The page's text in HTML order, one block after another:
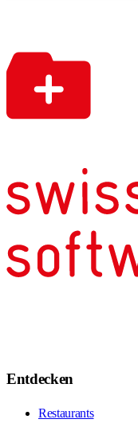
Entdecken
Restaurants